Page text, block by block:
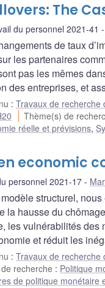
The
du personnel 2021-41
de taux
les partenaires
pas les mêmes
des entreprises, et
: Travaux de recherche
Thème(s) de
réelle et prévisions,
economic
personnel 2021-17
structurel,
la hausse du
les vulnérabilités des
et réduit les
: Travaux de recherche
recherche : Politique
de politique monétaire